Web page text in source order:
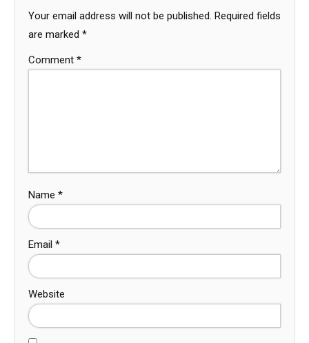
Your email address will not be published. Required fields
are marked *
Comment *
Name *
Email *
Website